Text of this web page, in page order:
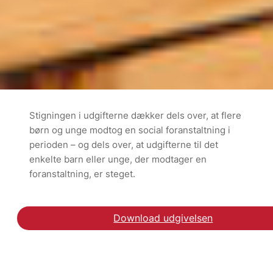
Stigningen i udgifterne dækker dels over, at flere
børn og unge modtog en social foranstaltning i
perioden – og dels over, at udgifterne til det
enkelte barn eller unge, der modtager en
foranstaltning, er steget.
Download udgivelsen
Hent rapporten